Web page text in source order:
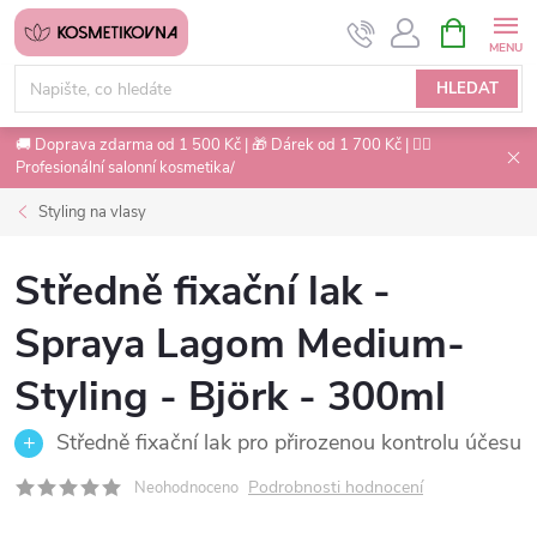
Přejít
obsah
HLEDAT
NÁKUPNÍ
KOŠÍK
🚚 Doprava zdarma od 1 500 Kč | 🎁 Dárek od 1 700 Kč | 💇‍♀️
Profesionální salonní kosmetika/
Styling na vlasy
Středně fixační lak -
Spraya Lagom Medium-
Styling - Björk - 300ml
Středně fixační lak pro přirozenou kontrolu účesu
Neohodnoceno Podrobnosti hodnocení